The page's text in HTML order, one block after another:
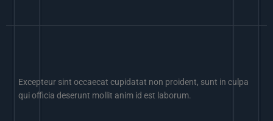
Excepteur sint occaecat cupidatat non proident, sunt in culpa
qui officia deserunt mollit anim id est laborum.